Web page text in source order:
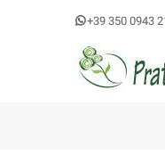
+39 350 0943